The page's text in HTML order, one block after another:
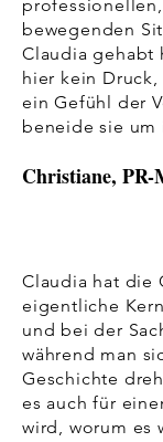
bewegenden
Claudia gehabt
hier kein
ein Gefühl der
beneide sie um
Christiane, PR-
Claudia hat die
eigentliche
und bei der
während man
Geschichte
es auch für
wird, worum es